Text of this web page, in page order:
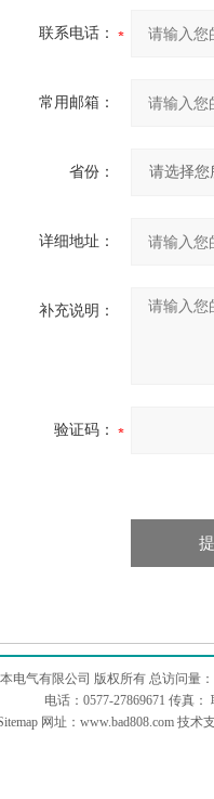
联系电话：
常用邮箱：
省份：
详细地址：
补充说明：
验证码：
电气有限公司 版权所有 总访问量：
电话：0577-27869671 传真
网址：www.bad808.com 技